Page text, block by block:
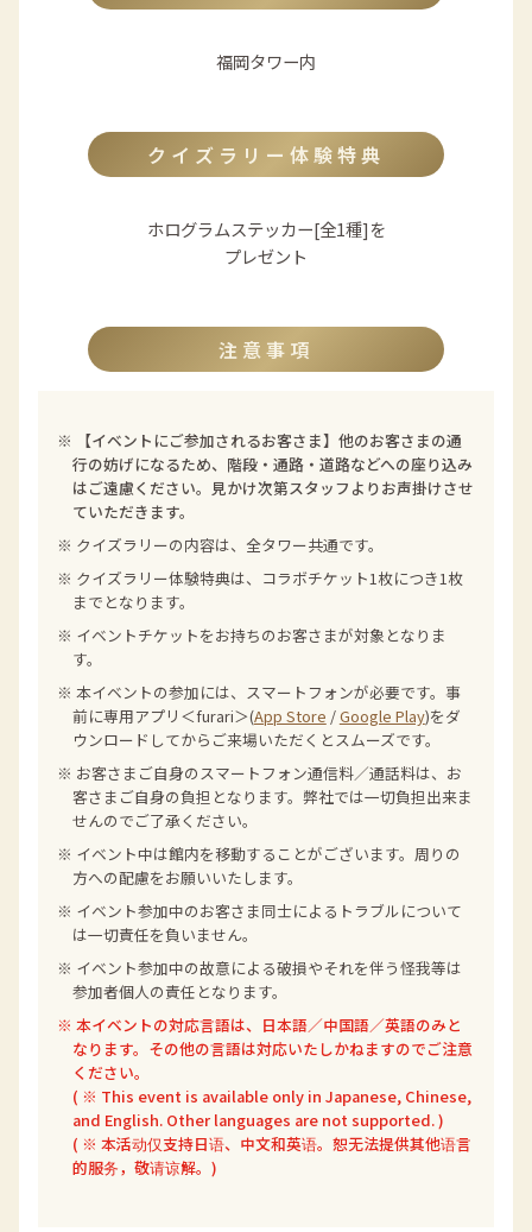
福岡タワー内
クイズラリー体験特典
ホログラムステッカー[全1種]を
プレゼント
注意事項
※
【イベントにご参加されるお客さま】他のお客さまの通
行の妨げになるため、階段・通路・道路などへの座り込み
はご遠慮ください。見かけ次第スタッフよりお声掛けさせ
ていただきます。
※ クイズラリーの内容は、全タワー共通です。
※ クイズラリー体験特典は、コラボチケット1枚につき1枚
までとなります。
※ イベントチケットをお持ちのお客さまが対象となりま
す。
※ 本イベントの参加には、スマートフォンが必要です。事
前に専用アプリ＜furari＞(App Store /Google Play)をダ
ウンロードしてからご来場いただくとスムーズです。
※ お客さまご自身のスマートフォン通信料／通話料は、お
客さまご自身の負担となります。弊社では一切負担出来ま
せんのでご了承ください。
※ イベント中は館内を移動することがございます。周りの
方への配慮をお願いいたします。
※ イベント参加中のお客さま同士によるトラブルについて
は一切責任を負いません。
※ イベント参加中の故意による破損やそれを伴う怪我等は
参加者個人の責任となります。
※ 本イベントの対応言語は、日本語／中国語／英語のみと
なります。その他の言語は対応いたしかねますのでご注意
ください。
( ※ This event is available only in Japanese, Chinese,
and English. Other languages are not supported. )
( ※ 本活动仅支持日语、中文和英语。恕无法提供其他语言
的服务，敬请谅解。)